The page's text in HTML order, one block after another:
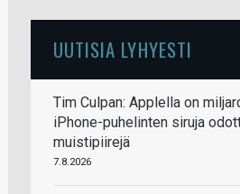
UUTISIA LYHYESTI
Tim Culpan: Applella on
iPhone-puhelinten siruja
muistipiirejä
7.8.2026